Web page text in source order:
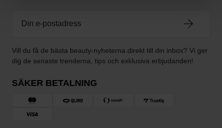
Vill du få de bästa beauty-nyheterna direkt till din inbox? Vi ger
dig de senaste trenderna, tips och exklusiva erbjudanden!
SÄKER BETALNING